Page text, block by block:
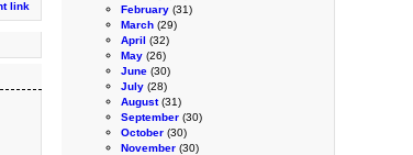
February (31)
March (29)
April (32)
May (26)
June (30)
July (28)
August(31)
September (30)
October (30)
November (30)
link